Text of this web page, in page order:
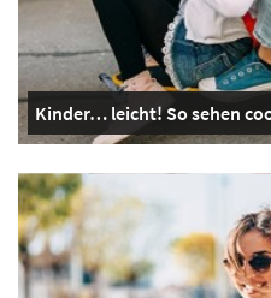
Kinder… leicht! So sehen